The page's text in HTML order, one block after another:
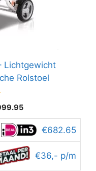
Lichtgewicht
Rolstoel
Huidige
prijs
is:
€1,999.95.
€682.65
€36,- p/m